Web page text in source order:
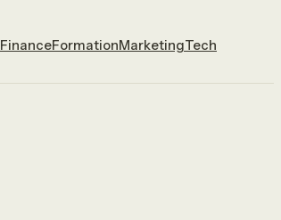
FinanceFormationMarketingTech